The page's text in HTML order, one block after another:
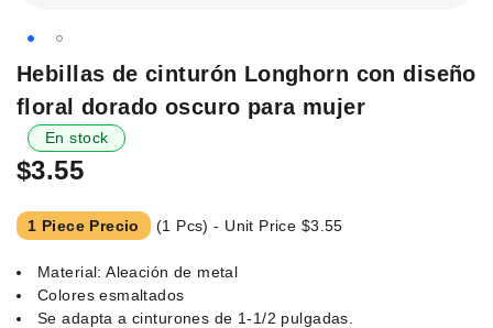
Saltar
principio
de
la
galería
imágenes.
Hebillas de cinturón Longhorn con diseño
floral dorado oscuro para mujer
En stock
$3.55
1 Piece Precio (1 Pcs) - Unit Price $3.55
Material: Aleación de metal
Colores esmaltados
Se adapta a cinturones de 1-1/2 pulgadas.